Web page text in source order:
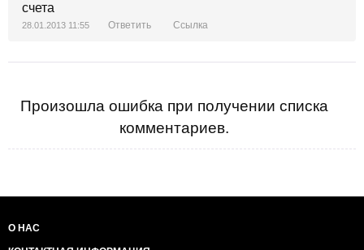
счета
28.01.2013 11:55 Ответить Ссылка
Произошла ошибка при получении списка
комментариев.
О НАС